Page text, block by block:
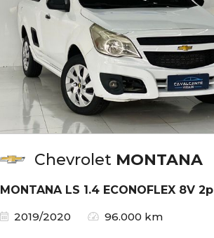
Chevrolet MONTANA
MONTANA LS 1.4 ECONOFLEX 8V 2p
2019/2020
96.000 km